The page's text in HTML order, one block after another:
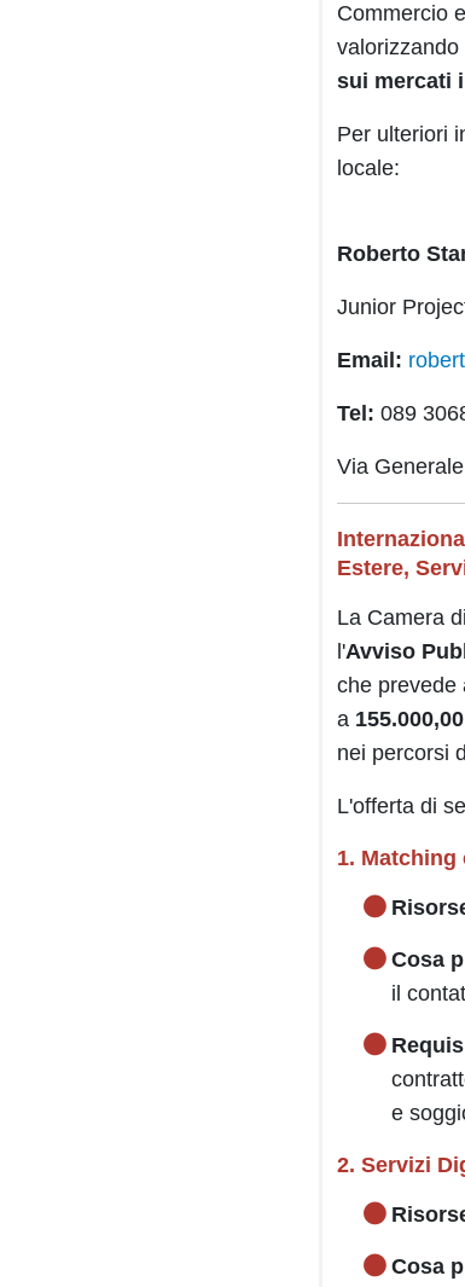
Commercio
sui mercati
Per ulteriori
locale:
Roberto
Junior
Email:
Tel: 089
Via
Estere,
La Camera
l'Avviso
che prevede
a
nei percorsi
L'offerta di
1.
Cosa
il
e
2. Servizi
Cosa